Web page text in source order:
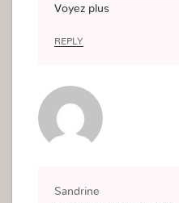
chera pas. Faisons
Voyez plus
REPLY
Sandrine